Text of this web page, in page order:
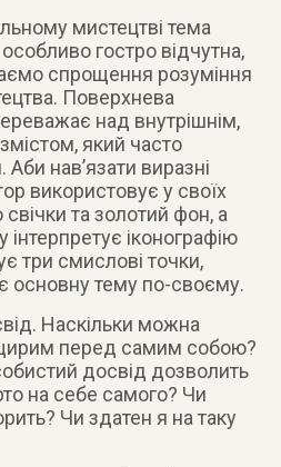
мистецтві тема
гостро відчутна,
спрощення розуміння
Поверхнева
над внутрішнім,
який часто
нав’язати виразні
використовує у своїх
свічки та золотий фон, а
іконографію
три смислові точки,
основну тему по-своєму.
Наскільки можна
перед самим собою?
досвід дозволить
на себе самого? Чи
Чи здатен я на таку